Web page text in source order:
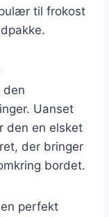
til frokost
den
Uanset
den en elsket
der bringer
bordet.
perfekt